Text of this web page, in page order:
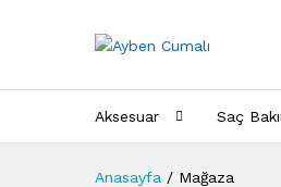
Aksesuar Saç
Anasayfa / Mağaza